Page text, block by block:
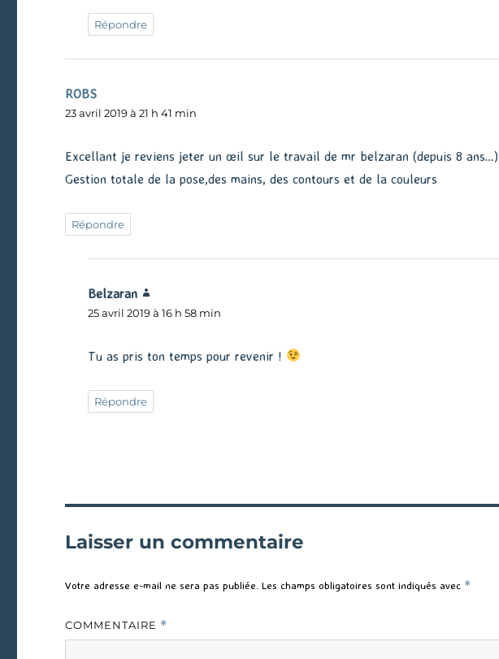
Répondre
ROBS
23 avril 2019 à 21 h 41 min
Excellant je reviens jeter un œil sur le travail de mr belzaran (depuis 8 ans…)
Gestion totale de la pose,des mains, des contours et de la couleurs
Répondre
Belzaran
25 avril 2019 à 16 h 58 min
Tu as pris ton temps pour revenir !
Répondre
Laisser un commentaire
Votre adresse e-mail ne sera pas publiée. Les champs obligatoires sont indiqués avec *
COMMENTAIRE *